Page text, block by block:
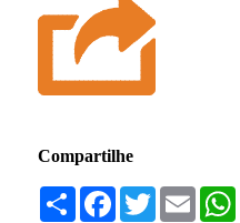
Compartilhe
Compartilhar
Facebook
TwitterEmail